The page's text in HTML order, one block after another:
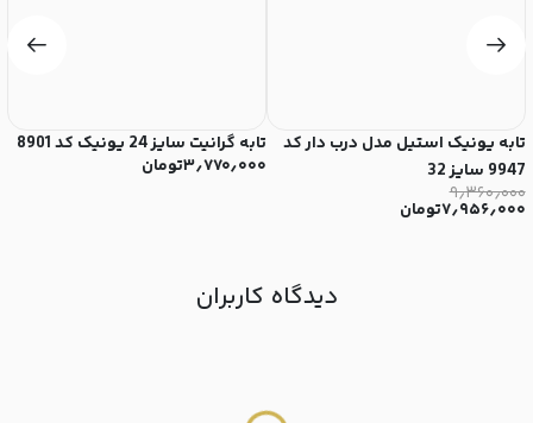
تابه یونیک استیل مدل درب دار کد
9947 سایز 32
۹٫۳۶۰٫۰۰۰
۷٫۹۵۶٫۰۰۰تومان
تابه گرانیت سایز 24 یونیک کد 8901
۳٫۷۷۰٫۰۰۰تومان
دیدگاه کاربران